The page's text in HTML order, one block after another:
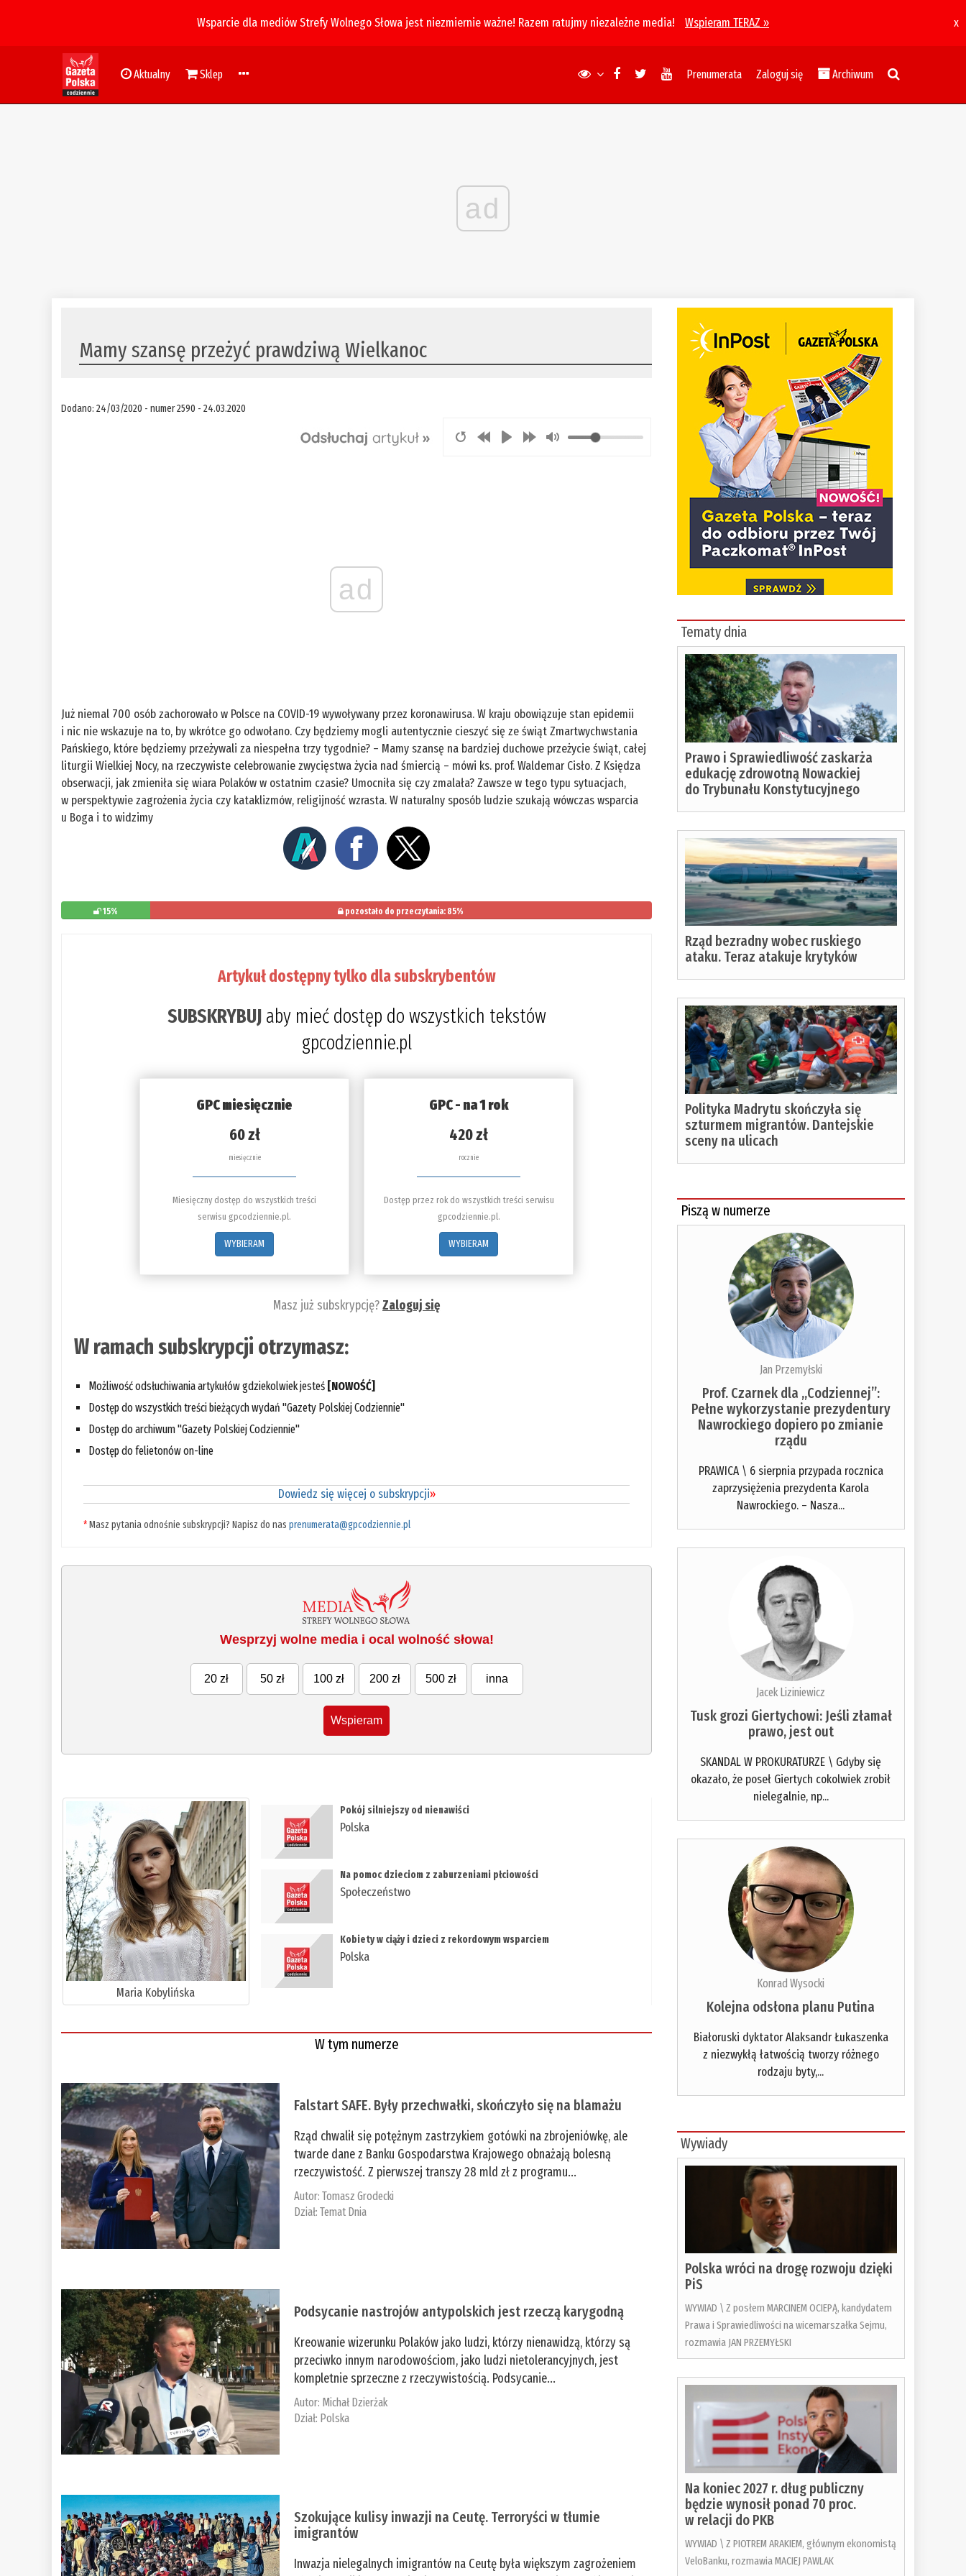
Wsparcie dla mediów Strefy Wolnego Słowa jest niezmiernie ważne! Razem ratujmy niezależne media! Wspieram TERAZ » x
Aktualny Sklep Prenumerata Zaloguj się Archiwum
ad
Mamy szansę przeżyć prawdziwą Wielkanoc
Dodano: 24/03/2020 - numer 2590 - 24.03.2020
ad
Już niemal 700 osób zachorowało w Polsce na COVID-19 wywoływany przez koronawirusa. W kraju obowiązuje stan epidemii
i nic nie wskazuje na to, by wkrótce go odwołano. Czy będziemy mogli autentycznie cieszyć się ze świąt Zmartwychwstania
Pańskiego, które będziemy przeżywali za niespełna trzy tygodnie? – Mamy szansę na bardziej duchowe przeżycie świąt, całej
liturgii Wielkiej Nocy, na rzeczywiste celebrowanie zwycięstwa życia nad śmiercią – mówi ks. prof. Waldemar Cisło. Z Księdza
obserwacji, jak zmieniła się wiara Polaków w ostatnim czasie? Umocniła się czy zmalała? Zawsze w tego typu sytuacjach,
w perspektywie zagrożenia życia czy kataklizmów, religijność wzrasta. W naturalny sposób ludzie szukają wówczas wsparcia
u Boga i to widzimy
15% pozostało do przeczytania: 85%
Artykuł dostępny tylko dla subskrybentów
SUBSKRYBUJaby mieć dostęp do wszystkich tekstów
gpcodziennie.pl
GPC miesięcznie
60 zł
miesięcznie
Miesięczny dostęp do wszystkich treści
serwisu gpcodziennie.pl.
WYBIERAM
GPC - na 1 rok
420 zł
rocznie
Dostęp przez rok do wszystkich treści serwisu
gpcodziennie.pl.
WYBIERAM
Masz już subskrypcję?Zaloguj się
W ramach subskrypcji otrzymasz:
Możliwość odsłuchiwania artykułów gdziekolwiek jesteś [NOWOŚĆ]
Dostęp do wszystkich treści bieżących wydań "Gazety Polskiej Codziennie"
Dostęp do archiwum "Gazety Polskiej Codziennie"
Dostęp do felietonów on-line
Dowiedz się więcej o subskrypcji»
*Masz pytania odnośnie subskrypcji? Napisz do nasprenumerata@gpcodziennie.pl
Wesprzyj wolne media i ocal wolność słowa!
20 zł 50 zł 100 zł 200 zł 500 zł inna
Wspieram
Maria Kobylińska
Pokój silniejszy od nienawiści
Polska
Na pomoc dzieciom z zaburzeniami płciowości
Społeczeństwo
Kobiety w ciąży i dzieci z rekordowym wsparciem
Polska
W tym numerze
Falstart SAFE. Były przechwałki, skończyło się na blamażu
Rząd chwalił się potężnym zastrzykiem gotówki na zbrojeniówkę, ale
twarde dane z Banku Gospodarstwa Krajowego obnażają bolesną
rzeczywistość. Z pierwszej transzy 28 mld zł z programu...
Autor:Tomasz Grodecki
Dział:Temat Dnia
Podsycanie nastrojów antypolskich jest rzeczą karygodną
Kreowanie wizerunku Polaków jako ludzi, którzy nienawidzą, którzy są
przeciwko innym narodowościom, jako ludzi nietolerancyjnych, jest
kompletnie sprzeczne z rzeczywistością. Podsycanie...
Autor: Michał Dzierżak
Dział: Polska
Szokujące kulisy inwazji na Ceutę. Terroryści w tłumie
imigrantów
Inwazja nielegalnych imigrantów na Ceutę była większym zagrożeniem
Tematy dnia
Prawo i Sprawiedliwość zaskarża
edukację zdrowotną Nowackiej
do Trybunału Konstytucyjnego
Rząd bezradny wobec ruskiego
ataku. Teraz atakuje krytyków
Polityka Madrytu skończyła się
szturmem migrantów. Dantejskie
sceny na ulicach
Piszą w numerze
Jan Przemyłski
Prof. Czarnek dla „Codziennej”:
Pełne wykorzystanie prezydentury
Nawrockiego dopiero po zmianie
rządu
PRAWICA \ 6 sierpnia przypada rocznica
zaprzysiężenia prezydenta Karola
Nawrockiego. – Nasza...
Jacek Liziniewicz
Tusk grozi Giertychowi: Jeśli złamał
prawo, jest out
SKANDAL W PROKURATURZE \ Gdyby się
okazało, że poseł Giertych cokolwiek zrobił
nielegalnie, np...
Konrad Wysocki
Kolejna odsłona planu Putina
Białoruski dyktator Alaksandr Łukaszenka
z niezwykłą łatwością tworzy różnego
rodzaju byty,...
Wywiady
Polska wróci na drogę rozwoju dzięki
PiS
WYWIAD \ Z posłem MARCINEM OCIEPĄ, kandydatem
Prawa i Sprawiedliwości na wicemarszałka Sejmu,
rozmawia JAN PRZEMYŁSKI
Na koniec 2027 r. dług publiczny
będzie wynosił ponad 70 proc.
w relacji do PKB
WYWIAD \ Z PIOTREM ARAKIEM, głównym ekonomistą
VeloBanku, rozmawia MACIEJ PAWLAK